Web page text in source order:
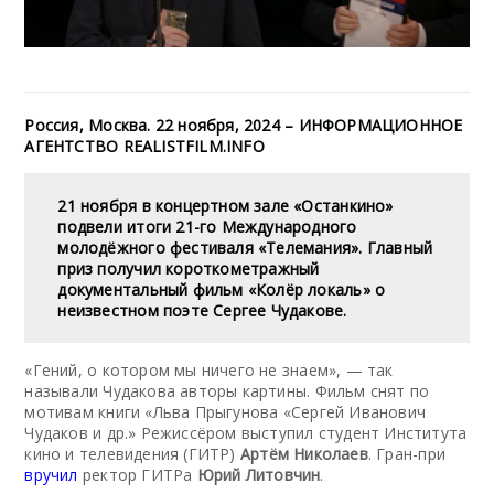
Россия, Москва. 22 ноября, 2024 – ИНФОРМАЦИОННОЕ
АГЕНТСТВО REALISTFILM.INFO
21 ноября в концертном зале «Останкино»
подвели итоги 21-го Международного
молодёжного фестиваля «Телемания». Главный
приз получил короткометражный
документальный фильм «Колёр локаль» о
неизвестном поэте Сергее Чудакове.
«Гений, о котором мы ничего не знаем», — так
называли Чудакова авторы картины. Фильм снят по
мотивам книги «Льва Прыгунова «Сергей Иванович
Чудаков и др.» Режиссёром выступил студент Института
кино и телевидения (ГИТР) Артём Николаев. Гран-при
вручил ректор ГИТРа Юрий Литовчин.